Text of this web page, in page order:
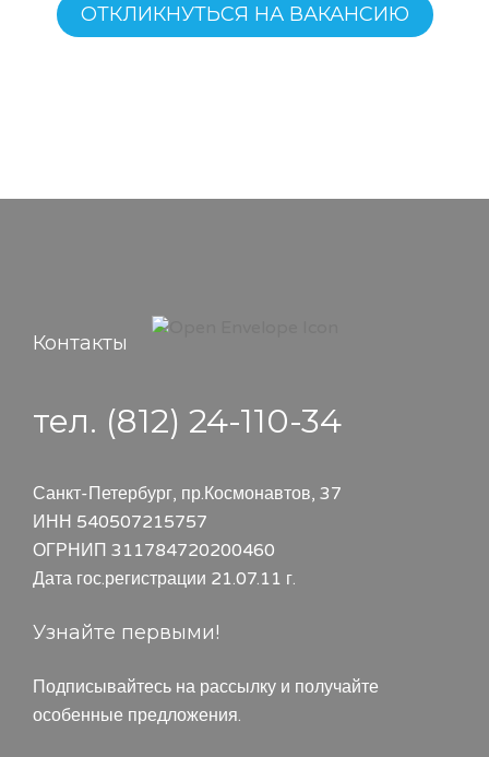
ОТКЛИКНУТЬСЯ НА ВАКАНСИЮ
Контакты
тел. (812) 24-110-34
Санкт-Петербург, пр.Космонавтов, 37
ИНН 540507215757
ОГРНИП 311784720200460
Дата гос.регистрации 21.07.11 г.
Узнайте первыми!
Подписывайтесь на рассылку и получайте
особенные предложения.